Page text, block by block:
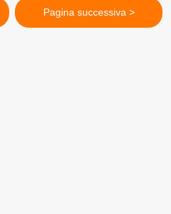
Pagina successiva >